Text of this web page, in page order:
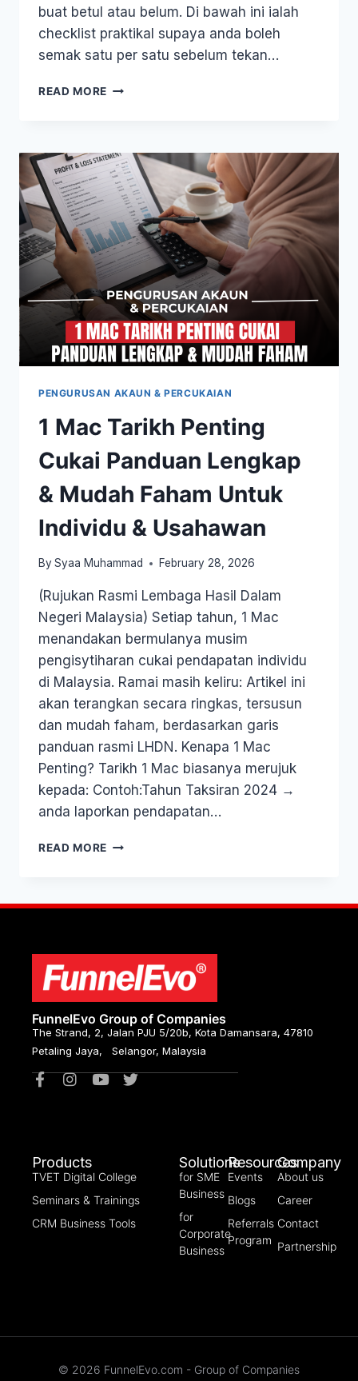
buat betul atau belum. Di bawah ini ialah
checklist praktikal supaya anda boleh
semak satu per satu sebelum tekan…
READ MORE
PENGURUSAN AKAUN & PERCUKAIAN
1 Mac Tarikh Penting
Cukai Panduan Lengkap
& Mudah Faham Untuk
Individu & Usahawan
By Syaa Muhammad February 28, 2026
(Rujukan Rasmi Lembaga Hasil Dalam
Negeri Malaysia) Setiap tahun, 1 Mac
menandakan bermulanya musim
pengisytiharan cukai pendapatan individu
di Malaysia. Ramai masih keliru: Artikel ini
akan terangkan secara ringkas, tersusun
dan mudah faham, berdasarkan garis
panduan rasmi LHDN. Kenapa 1 Mac
Penting? Tarikh 1 Mac biasanya merujuk
kepada: Contoh:Tahun Taksiran 2024 →
anda laporkan pendapatan…
READ MORE
FunnelEvo Group of Companies
The Strand, 2, Jalan PJU 5/20b, Kota Damansara, 47810
Petaling Jaya, Selangor, Malaysia
Products
TVET Digital College
Seminars & Trainings
CRM Business Tools
Solutions
for SME
Business
for
Corporate
Business
Resources
Events
Blogs
Referrals
Program
Company
About us
Career
Contact
Partnership
© 2026 FunnelEvo.com - Group of Companies